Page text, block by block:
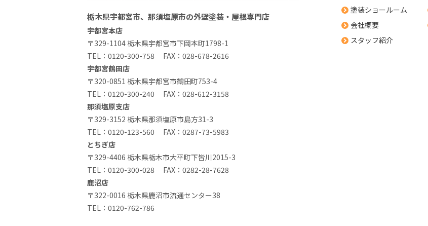
栃木県宇都宮市、那須塩原市の外壁塗装・屋根専門店
宇都宮本店
〒329-1104 栃木県宇都宮市下岡本町1798-1
TEL： 0120-300-758 FAX：028-678-2616
宇都宮鶴田店
〒320-0851 栃木県宇都宮市鶴田町753-4
TEL： 0120-300-240 FAX：028-612-3158
那須塩原支店
〒329-3152 栃木県那須塩原市島方31-3
TEL： 0120-123-560 FAX：0287-73-5983
とちぎ店
〒329-4406 栃木県栃木市大平町下皆川2015-3
TEL： 0120-300-028 FAX：0282-28-7628
鹿沼店
〒322-0016 栃木県鹿沼市流通センター38
TEL： 0120-762-786
塗装ショールーム
会社概要
スタッフ紹介